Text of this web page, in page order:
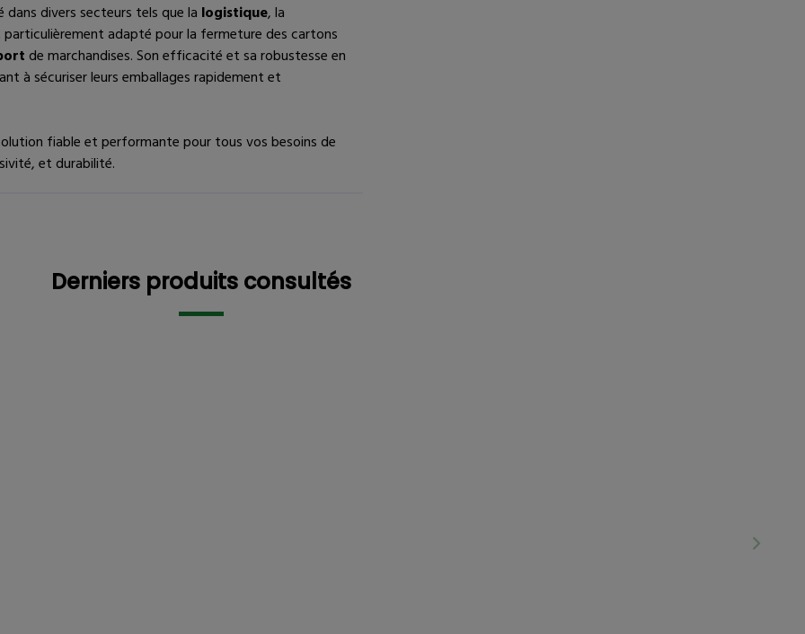
divers secteurs tels que la logistique, la
particulièrement adapté pour la fermeture des cartons
de marchandises. Son efficacité et sa robustesse en
à sécuriser leurs emballages rapidement et
fiable et performante pour tous vos besoins de
et durabilité.
Derniers produits consultés